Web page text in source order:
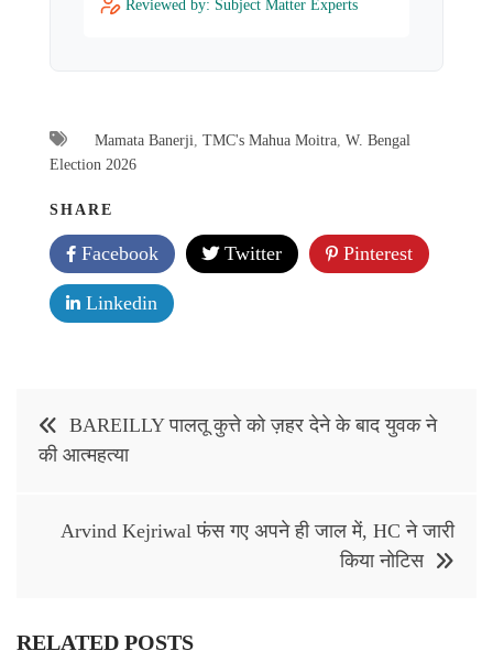
Reviewed by: Subject Matter Experts
Mamata Banerji, TMC's Mahua Moitra, W. Bengal
Election 2026
SHARE
Facebook Twitter Pinterest
Linkedin
Post
navigation
BAREILLY पालतू कुत्ते को ज़हर देने के बाद युवक ने
की आत्महत्या
Arvind Kejriwal फंस गए अपने ही जाल में, HC ने जारी
किया नोटिस
RELATED POSTS